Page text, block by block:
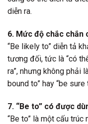
diễn ra.
6. Mức độ chắc chắn
“Be likely to” diễn tả
tương đối, tức là “có
ra”, nhưng không phải
bound to” hay “be sure
7. “Be to” có được
“Be to” là một cấu trúc